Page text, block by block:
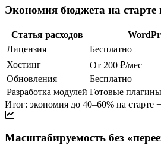
Экономия бюджета на старте
Статья расходов
Лицензия
Бесплатно
Хостинг
От 200 ₽/мес
Обновления
Бесплатно
Разработка модулей Готовые
Итог: экономия до 40–60% на старте
Масштабируемость без